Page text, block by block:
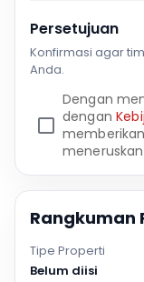
Persetujuan
Konfirmasi agar
Anda.
Dengan
dengan
Rangkuman
Tipe Properti
Belum diisi